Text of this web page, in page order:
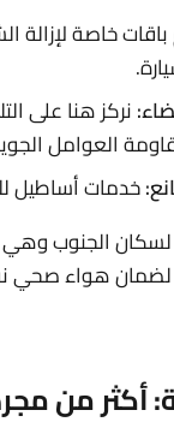
خاصة لإزالة
نركز هنا على
العوامل
خدمات أساطيل
الجنوب وهي
لضمان هواء صحي
أكثر من